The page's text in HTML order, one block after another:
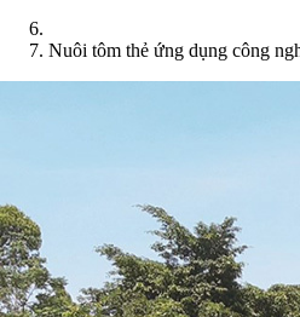
Nuôi tôm thẻ ứng dụng công